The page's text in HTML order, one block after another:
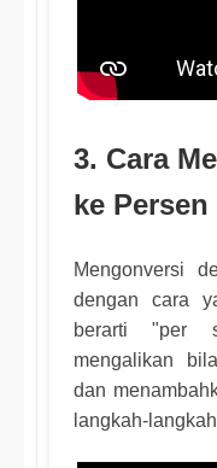
3. Cara
ke Persen
Mengonversi
dengan cara
berarti "per
mengalikan
dan
langkah-